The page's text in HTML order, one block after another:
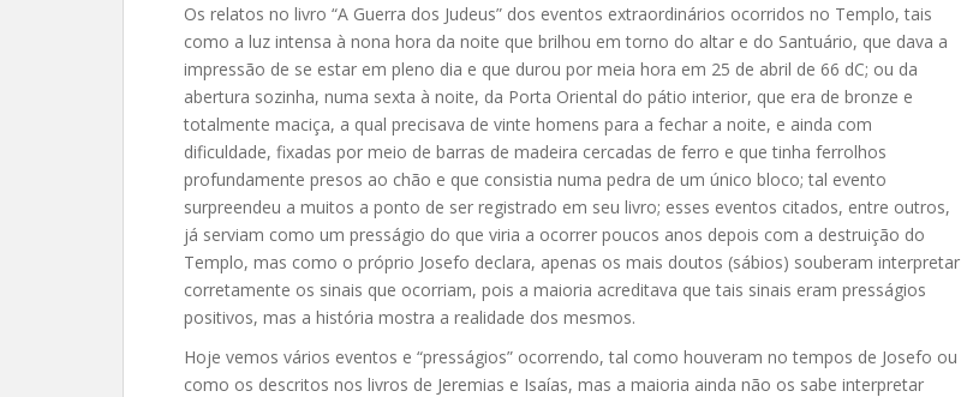
Os relatos no livro “A Guerra dos Judeus” dos eventos extraordinários ocorridos no Templo, tais
como a luz intensa à nona hora da noite que brilhou em torno do altar e do Santuário, que dava a
impressão de se estar em pleno dia e que durou por meia hora em 25 de abril de 66 dC; ou da
abertura sozinha, numa sexta à noite, da Porta Oriental do pátio interior, que era de bronze e
totalmente maciça, a qual precisava de vinte homens para a fechar a noite, e ainda com
dificuldade, fixadas por meio de barras de madeira cercadas de ferro e que tinha ferrolhos
profundamente presos ao chão e que consistia numa pedra de um único bloco; tal evento
surpreendeu a muitos a ponto de ser registrado em seu livro; esses eventos citados, entre outros,
já serviam como um presságio do que viria a ocorrer poucos anos depois com a destruição do
Templo, mas como o próprio Josefo declara, apenas os mais doutos (sábios) souberam interpretar
corretamente os sinais que ocorriam, pois a maioria acreditava que tais sinais eram presságios
positivos, mas a história mostra a realidade dos mesmos.
Hoje vemos vários eventos e “presságios” ocorrendo, tal como houveram no tempos de Josefo ou
como os descritos nos livros de Jeremias e Isaías, mas a maioria ainda não os sabe interpretar